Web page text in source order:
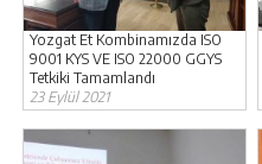
Yozgat Et Kombinamızda ISO
9001 KYS VE ISO 22000 GGYS
Tetkiki Tamamlandı
23 Eylül 2021